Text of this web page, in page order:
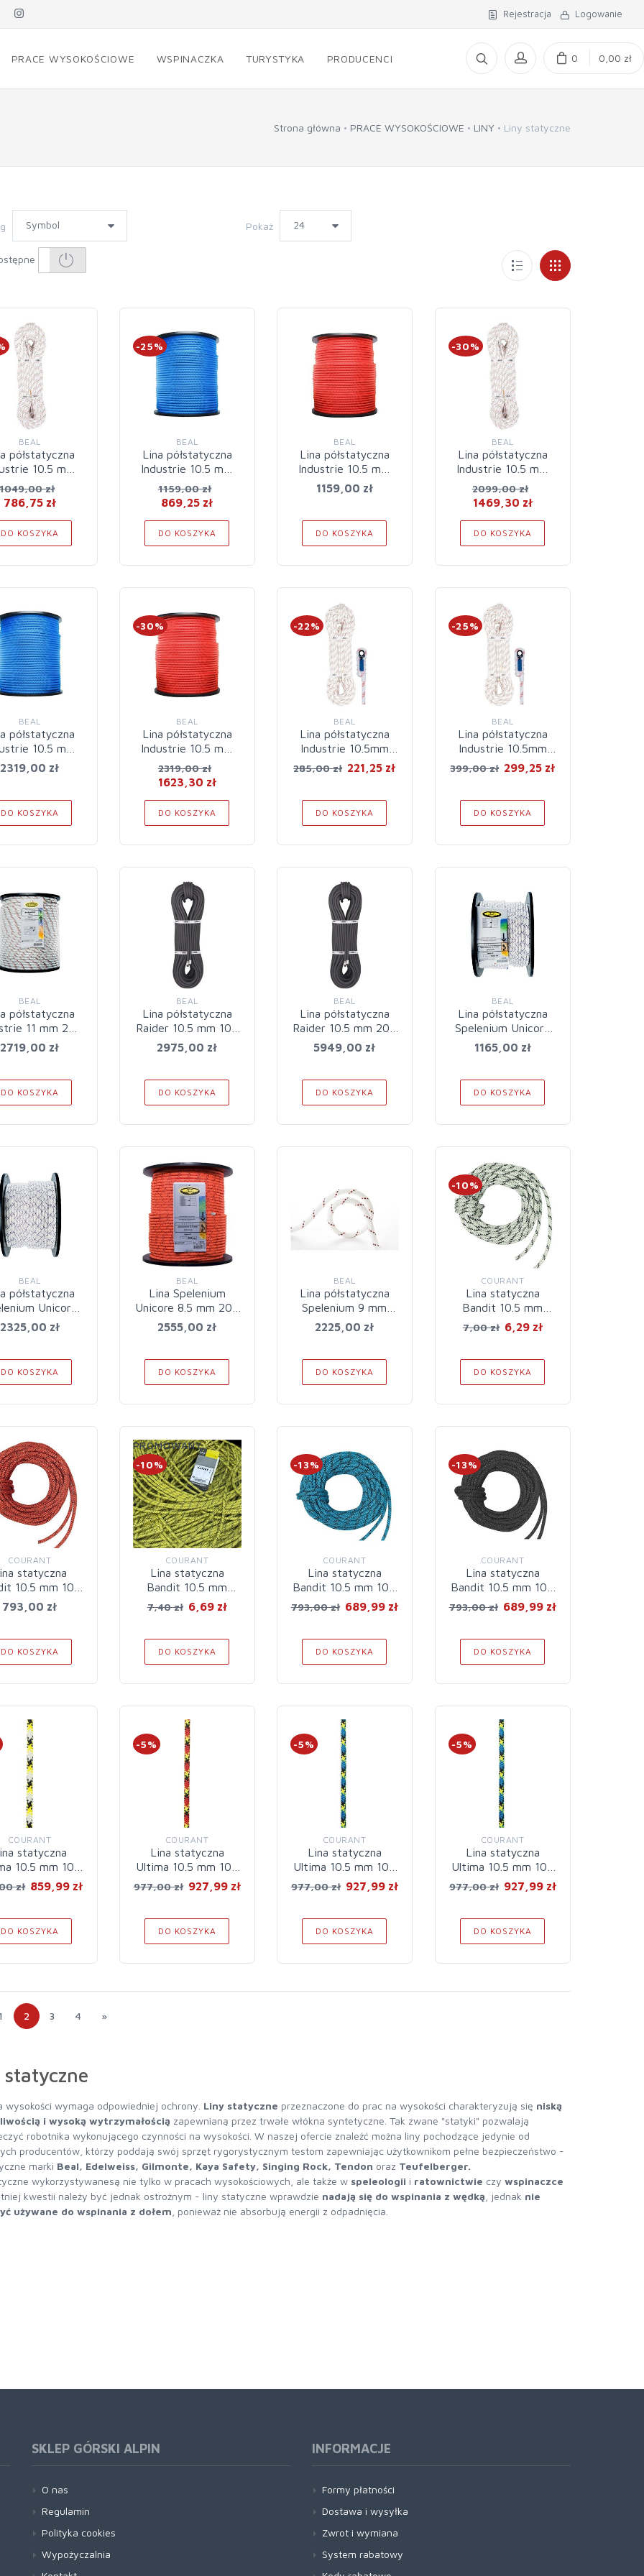
Rejestracja Logowanie
PRACE WYSOKOŚCIOWE WSPINACZKA TURYSTYKA PRODUCENCI 0 0,00 zł
Strona główna PRACE WYSOKOŚCIOWE LINY Liny statyczne
Pokaż
BEAL
półstatyczna
10.5 mm
100 m White
1049,00 zł
786,75 zł
DO KOSZYKA
-25%
BEAL
Lina półstatyczna
Industrie 10.5 mm
100 m Blue
1159,00 zł
869,25 zł
DO KOSZYKA
BEAL
Lina półstatyczna
Industrie 10.5 mm
100 m Red
1159,00 zł
DO KOSZYKA
-30%
BEAL
Lina półstatyczna
Industrie 10.5 mm
200 m White
2099,00 zł
1469,30 zł
DO KOSZYKA
BEAL
półstatyczna
10.5 mm
200 m Blue
2319,00 zł
DO KOSZYKA
-30%
BEAL
Lina półstatyczna
Industrie 10.5 mm
200 m Red
2319,00 zł
1623,30 zł
DO KOSZYKA
-22%
BEAL
Lina półstatyczna
Industrie 10.5mm
20m White +zak.
285,00 zł 221,25 zł
DO KOSZYKA
-25%
BEAL
Lina półstatyczna
Industrie 10.5mm
30m White +zak.
399,00 zł 299,25 zł
DO KOSZYKA
BEAL
półstatyczna
11 mm 200
m White
2719,00 zł
DO KOSZYKA
BEAL
Lina półstatyczna
Raider 10.5 mm 100
m
2975,00 zł
DO KOSZYKA
BEAL
Lina półstatyczna
Raider 10.5 mm 200
m
5949,00 zł
DO KOSZYKA
BEAL
Lina półstatyczna
Spelenium Unicore
8.5 mm 100 m
1165,00 zł
DO KOSZYKA
BEAL
półstatyczna
Unicore
mm 200 m
2325,00 zł
DO KOSZYKA
BEAL
Lina Spelenium
Unicore 8.5 mm 200
m Orange
2555,00 zł
DO KOSZYKA
BEAL
Lina półstatyczna
Spelenium 9 mm
200 m
2225,00 zł
DO KOSZYKA
-10%
COURANT
Lina statyczna
Bandit 10.5 mm
White
7,00 zł 6,29 zł
DO KOSZYKA
COURANT
statyczna
10.5 mm 100
m Red
793,00 zł
DO KOSZYKA
PROMOWANY
-10%
COURANT
Lina statyczna
Bandit 10.5 mm
Yellow
7,40 zł 6,69 zł
DO KOSZYKA
-13%
COURANT
Lina statyczna
Bandit 10.5 mm 100
m Blue
793,00 zł 689,99 zł
DO KOSZYKA
-13%
COURANT
Lina statyczna
Bandit 10.5 mm 100
m Full Black
793,00 zł 689,99 zł
DO KOSZYKA
COURANT
statyczna
10.5 mm 100
m White
zł 859,99 zł
DO KOSZYKA
-5%
COURANT
Lina statyczna
Ultima 10.5 mm 100
m Red
977,00 zł 927,99 zł
DO KOSZYKA
-5%
COURANT
Lina statyczna
Ultima 10.5 mm 100
m Full Black
977,00 zł 927,99 zł
DO KOSZYKA
-5%
COURANT
Lina statyczna
Ultima 10.5 mm 100
m Blue
977,00 zł 927,99 zł
DO KOSZYKA
2 3 4 »
wysokości wymaga odpowiedniej ochrony. Liny statyczne przeznaczone do prac na wysokości charakteryzują się niską
i wysoką wytrzymałością zapewnianą przez trwałe włókna syntetyczne. Tak zwane "statyki" pozwalają
robotnika wykonującego czynności na wysokości. W naszej ofercie znaleźć można liny pochodzące jedynie od
producentów, którzy poddają swój sprzęt rygorystycznym testom zapewniając użytkownikom pełne bezpieczeństwo -
marki Beal, Edelweiss, Gilmonte, Kaya Safety, Singing Rock, Tendon oraz Teufelberger.
wykorzystywanesą nie tylko w pracach wysokościowych, ale także w speleologii i ratownictwie czy wspinaczce
kwestii należy być jednak ostrożnym - liny statyczne wprawdzie nadają się do wspinania z wędką , jednak nie
używane do wspinania z dołem , ponieważ nie absorbują energii z odpadnięcia.
SKLEP GÓRSKI ALPIN
O nas
Regulamin
Polityka cookies
Wypożyczalnia
INFORMACJE
Formy płatności
Dostawa i wysyłka
Zwrot i wymiana
System rabatowy